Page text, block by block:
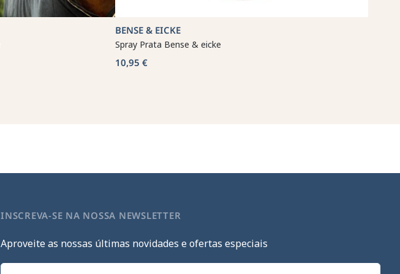
BENSE & EICKE
Spray Prata Bense & eicke
10,95 €
INSCREVA-SE NA NOSSA NEWSLETTER
Aproveite as nossas últimas novidades e ofertas especiais